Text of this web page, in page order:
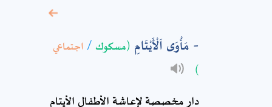
مَأْوَى اَلْأَيْتَامِ (مسكوك / اجتماعي
)
دار مخصصة لإعاشة الأطفال الأيتام
* sign, it means are
required fields